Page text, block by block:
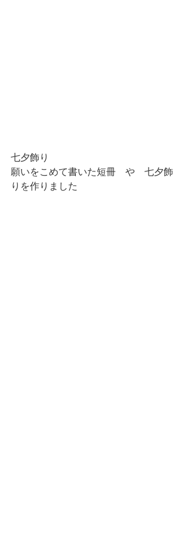
七夕飾り
願いをこめて書いた短冊　や　七夕飾
りを作りました